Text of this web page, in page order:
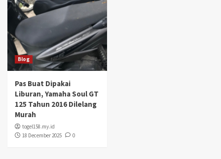
Blog
Pas Buat Dipakai
Liburan, Yamaha Soul GT
125 Tahun 2016 Dilelang
Murah
togel158.my.id
18 December 2025
0